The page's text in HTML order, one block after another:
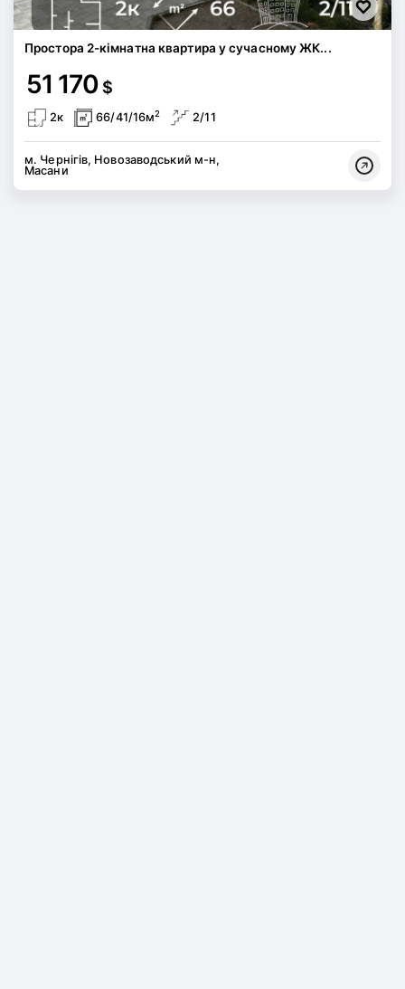
Простора 2-кімнатна квартира у сучасному ЖК...
51 170 $
2к 66/41/16м2 2/11
м. Чернігів, Новозаводський м-н,
Масани